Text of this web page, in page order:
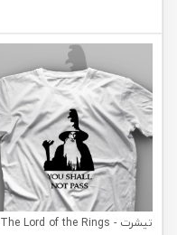
تیشرت The Lord of the Rings -